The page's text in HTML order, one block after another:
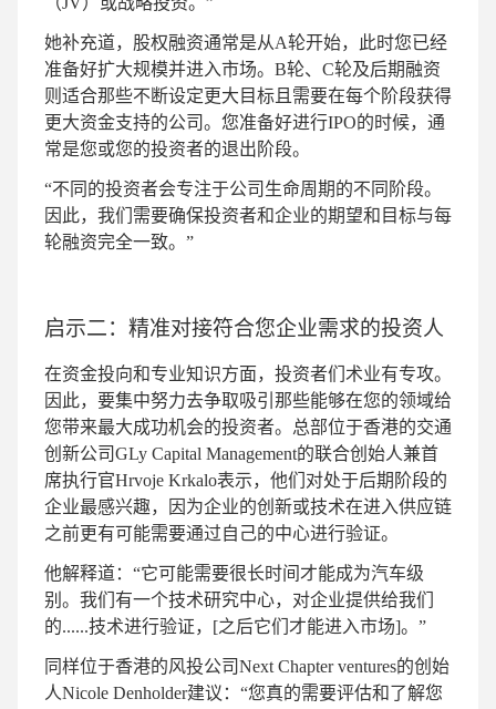
她补充道，股权融资通常是从A轮开始，此时您已经
准备好扩大规模并进入市场。B轮、C轮及后期融资
则适合那些不断设定更大目标且需要在每个阶段获得
更大资金支持的公司。您准备好进行IPO的时候，通
常是您或您的投资者的退出阶段。
“不同的投资者会专注于公司生命周期的不同阶段。
因此，我们需要确保投资者和企业的期望和目标与每
轮融资完全一致。”
启示二：精准对接符合您企业需求的投资人
在资金投向和专业知识方面，投资者们术业有专攻。
因此，要集中努力去争取吸引那些能够在您的领域给
您带来最大成功机会的投资者。总部位于香港的交通
创新公司GLy Capital Management的联合创始人兼首
席执行官Hrvoje Krkalo表示，他们对处于后期阶段的
企业最感兴趣，因为企业的创新或技术在进入供应链
之前更有可能需要通过自己的中心进行验证。
他解释道：“它可能需要很长时间才能成为汽车级
别。我们有一个技术研究中心，对企业提供给我们
的......技术进行验证，[之后它们才能进入市场]。”
同样位于香港的风投公司Next Chapter ventures的创始
人Nicole Denholder建议：“您真的需要评估和了解您